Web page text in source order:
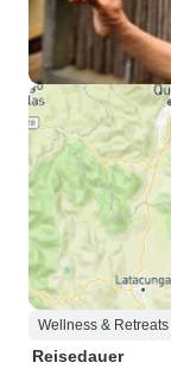
Wellness & Retreats
Reisedauer